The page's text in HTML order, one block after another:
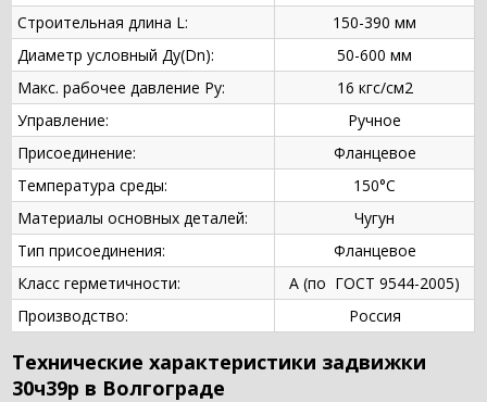
Строительная длина L:
150-390 мм
Диаметр условный Ду(Dn):
50-600 мм
Макс. рабочее давление Ру:
16 кгс/см2
Управление:
Ручное
Присоединение:
Фланцевое
Температура среды:
150°С
Материалы основных деталей:
Чугун
Тип присоединения:
Фланцевое
Класс герметичности:
А (по ГОСТ 9544-2005)
Производство:
Россия
Технические характеристики задвижки
30ч39р в Волгограде